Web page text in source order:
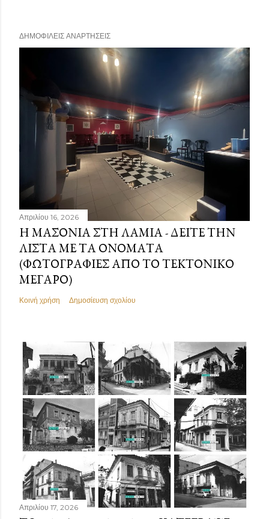
ΔΗΜΟΦΙΛΕΊΣ ΑΝΑΡΤΉΣΕΙΣ
Απριλίου 16, 2026
Η ΜΑΣΟΝΊΑ ΣΤΗ ΛΑΜΊΑ - ΔΕΊΤΕ ΤΗΝ
ΛΊΣΤΑ ΜΕ ΤΑ ΟΝΌΜΑΤΑ
(ΦΩΤΟΓΡΑΦΊΕΣ ΑΠΌ ΤΟ ΤΕΚΤΟΝΙΚΌ
ΜΈΓΑΡΟ)
Κοινή χρήση Δημοσίευση σχολίου
Απριλίου 17, 2026